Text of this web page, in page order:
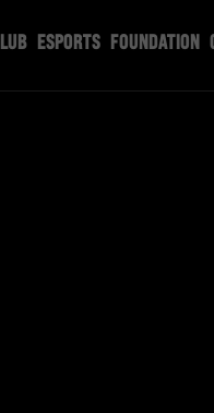
ESPORTS FOUNDATION